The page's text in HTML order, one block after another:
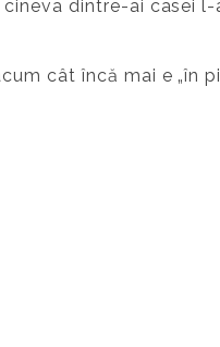
dintre-ai casei
cât încă mai e „în